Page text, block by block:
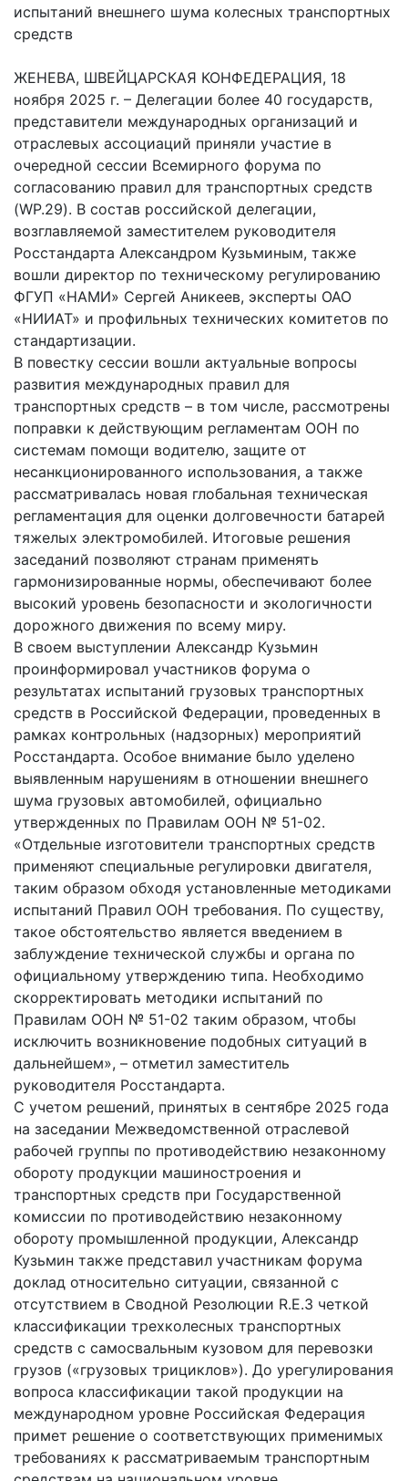
испытаний внешнего шума колесных транспортных
средств
ЖЕНЕВА, ШВЕЙЦАРСКАЯ КОНФЕДЕРАЦИЯ, 18
ноября 2025 г. – Делегации более 40 государств,
представители международных организаций и
отраслевых ассоциаций приняли участие в
очередной сессии Всемирного форума по
согласованию правил для транспортных средств
(WP.29). В состав российской делегации,
возглавляемой заместителем руководителя
Росстандарта Александром Кузьминым, также
вошли директор по техническому регулированию
ФГУП «НАМИ» Сергей Аникеев, эксперты ОАО
«НИИАТ» и профильных технических комитетов по
стандартизации.
В повестку сессии вошли актуальные вопросы
развития международных правил для
транспортных средств – в том числе, рассмотрены
поправки к действующим регламентам ООН по
системам помощи водителю, защите от
несанкционированного использования, а также
рассматривалась новая глобальная техническая
регламентация для оценки долговечности батарей
тяжелых электромобилей. Итоговые решения
заседаний позволяют странам применять
гармонизированные нормы, обеспечивают более
высокий уровень безопасности и экологичности
дорожного движения по всему миру.
В своем выступлении Александр Кузьмин
проинформировал участников форума о
результатах испытаний грузовых транспортных
средств в Российской Федерации, проведенных в
рамках контрольных (надзорных) мероприятий
Росстандарта. Особое внимание было уделено
выявленным нарушениям в отношении внешнего
шума грузовых автомобилей, официально
утвержденных по Правилам ООН № 51-02.
«Отдельные изготовители транспортных средств
применяют специальные регулировки двигателя,
таким образом обходя установленные методиками
испытаний Правил ООН требования. По существу,
такое обстоятельство является введением в
заблуждение технической службы и органа по
официальному утверждению типа. Необходимо
скорректировать методики испытаний по
Правилам ООН № 51-02 таким образом, чтобы
исключить возникновение подобных ситуаций в
дальнейшем», – отметил заместитель
руководителя Росстандарта.
С учетом решений, принятых в сентябре 2025 года
на заседании Межведомственной отраслевой
рабочей группы по противодействию незаконному
обороту продукции машиностроения и
транспортных средств при Государственной
комиссии по противодействию незаконному
обороту промышленной продукции, Александр
Кузьмин также представил участникам форума
доклад относительно ситуации, связанной с
отсутствием в Сводной Резолюции R.E.3 четкой
классификации трехколесных транспортных
средств с самосвальным кузовом для перевозки
грузов («грузовых трициклов»). До урегулирования
вопроса классификации такой продукции на
международном уровне Российская Федерация
примет решение о соответствующих применимых
требованиях к рассматриваемым транспортным